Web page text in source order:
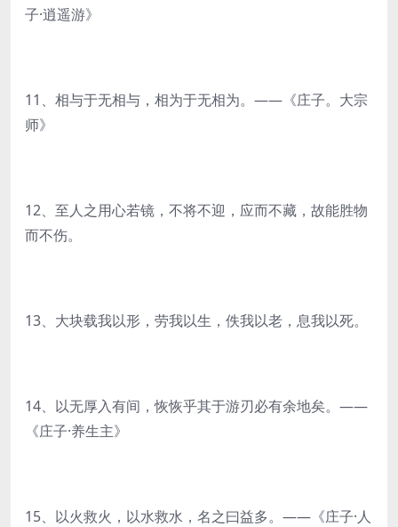
子·逍遥游》
11、相与于无相与，相为于无相为。——《庄子。大宗
师》
12、至人之用心若镜，不将不迎，应而不藏，故能胜物
而不伤。
13、大块载我以形，劳我以生，佚我以老，息我以死。
14、以无厚入有间，恢恢乎其于游刃必有余地矣。——
《庄子·养生主》
15、以火救火，以水救水，名之曰益多。——《庄子·人